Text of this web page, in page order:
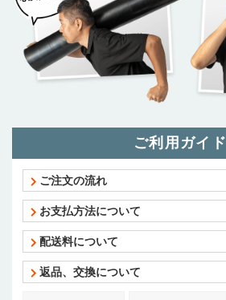
ご利用ガイド
ご注文の流れ
お支払方法について
配送料について
返品、交換について